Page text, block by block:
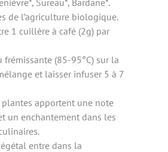
de l’agriculture biologique.
1 cuillère à café (2g) par
frémissante (85-95°C) sur la
et laisser infuser 5 à 7
plantes apportent une note
un enchantement dans les
entre dans la